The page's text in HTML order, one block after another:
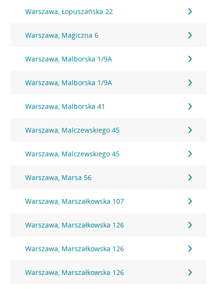
Warszawa, Łopuszańska 22
Warszawa, Magiczna 6
Warszawa, Malborska 1/9A
Warszawa, Malborska 1/9A
Warszawa, Malborska 41
Warszawa, Malczewskiego 45
Warszawa, Malczewskiego 45
Warszawa, Marsa 56
Warszawa, Marszałkowska 107
Warszawa, Marszałkowska 126
Warszawa, Marszałkowska 126
Warszawa, Marszałkowska 126